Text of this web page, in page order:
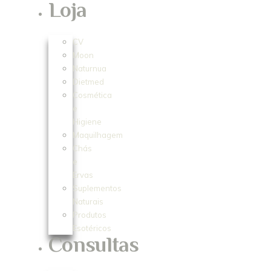
Loja
CV
Moon
Naturnua
Dietmed
Cosmética
e
Higiene
Maquilhagem
Chás
e
Ervas
Suplementos
Naturais
Produtos
Esotéricos
Consultas